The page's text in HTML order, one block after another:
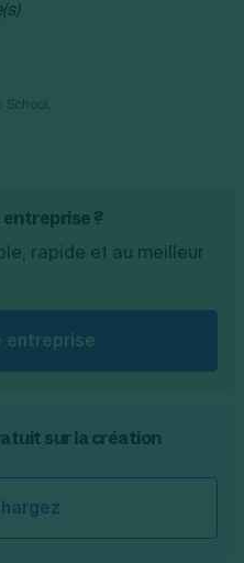
;
et les tableaux
?
rapide et au meilleur
entreprise
sur la création